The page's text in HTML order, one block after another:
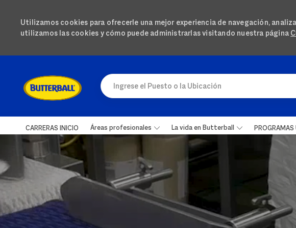
Utilizamos cookies para ofrecerle una mejor experiencia de navegación,
utilizamos las cookies y cómo puede administrarlas visitando nuestra página
Ingrese el Puesto o la Ubicación
CARRERAS INICIO Áreas profesionales La vida en Butterball PROGRAMAS